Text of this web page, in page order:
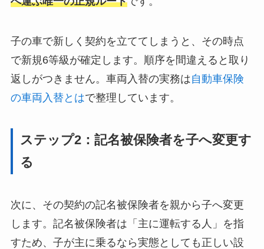
子の車で新しく契約を立ててしまうと、その時点
で新規6等級が確定します。順序を間違えると取り
返しがつきません。車両入替の実務は自動車保険
の車両入替とはで整理しています。
ステップ2：記名被保険者を子へ変更す
る
次に、その契約の記名被保険者を親から子へ変更
します。記名被保険者は「主に運転する人」を指
すため、子が主に乗るなら実態としても正しい設